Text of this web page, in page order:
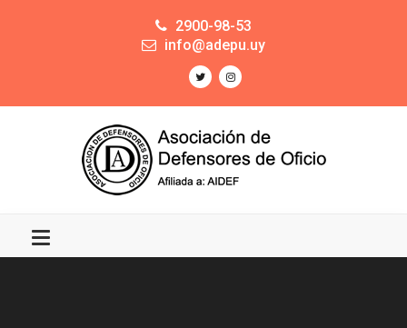
2900-98-53
info@adepu.uy